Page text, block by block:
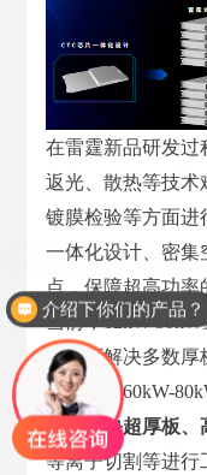
在雷霆新品研发过
返光、散热等技术
镀膜检验等方面进
一体化设计、密集
点，保障超高功率
当前，12kW-
销，可解决多数
代到来，60kW-
率，解决超厚板
等离子切割等进行
介绍下你们的产品？